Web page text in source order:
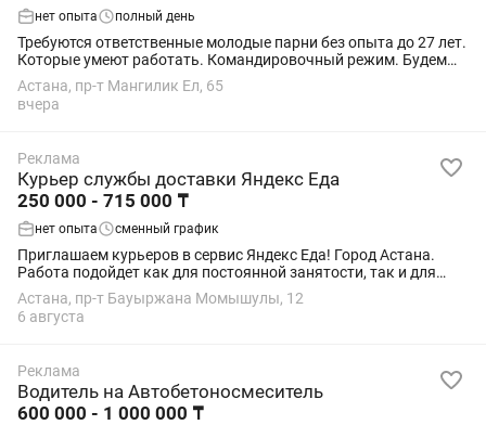
нет опыта полный день
Требуются ответственные молодые парни без опыта до 27 лет.
Которые умеют работать. Командировочный режим. Будем
ездим по городам закрывать объекты .2-3 дня в каждом
городе . Питание+проживание...
Астана, пр-т Мангилик Ел, 65
вчера
Реклама
Курьер службы доставки Яндекс Еда
250 000 - 715 000 ₸
нет опыта сменный график
Приглашаем курьеров в сервис Яндекс Еда! Город Астана.
Работа подойдет как для постоянной занятости, так и для
подработки. 💰 Доход 🚶 Пешком — до 470 000 тг/мес 🚲
Велокурьер — до 555 000 тг/мес 🏍...
Астана, пр-т Бауыржана Момышулы, 12
6 августа
Реклама
Водитель на Автобетоносмеситель
600 000 - 1 000 000 ₸